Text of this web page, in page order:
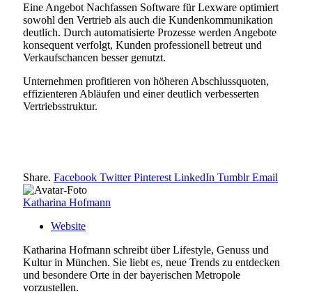
Eine Angebot Nachfassen Software für Lexware optimiert
sowohl den Vertrieb als auch die Kundenkommunikation
deutlich. Durch automatisierte Prozesse werden Angebote
konsequent verfolgt, Kunden professionell betreut und
Verkaufschancen besser genutzt.
Unternehmen profitieren von höheren Abschlussquoten,
effizienteren Abläufen und einer deutlich verbesserten
Vertriebsstruktur.
Share. Facebook Twitter Pinterest LinkedIn Tumblr Email
Katharina Hofmann
Website
Katharina Hofmann schreibt über Lifestyle, Genuss und
Kultur in München. Sie liebt es, neue Trends zu entdecken
und besondere Orte in der bayerischen Metropole
vorzustellen.